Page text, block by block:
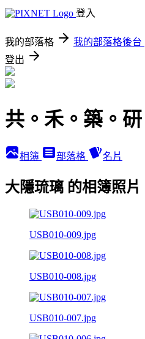
登入
我的部落格 我的部落格後台
登出
共。禾。築。
相簿 部落格 名片
大隱琉璃 的相簿照片
USB010-009.jpg
USB010-008.jpg
USB010-007.jpg